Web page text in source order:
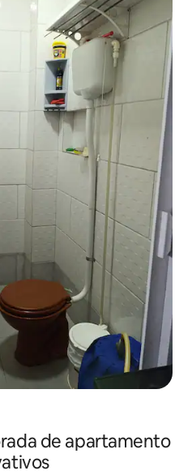
de apartamento